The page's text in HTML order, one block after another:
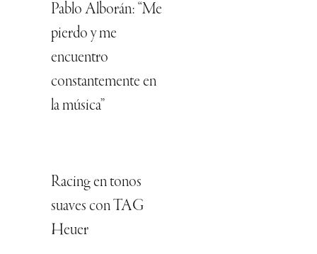
Pablo Alborán: “Me
pierdo y me
encuentro
constantemente en
la música”
Racing en tonos
suaves con TAG
Heuer